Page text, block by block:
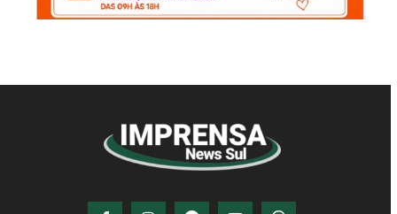
© Imprensa News Sul - Todos os Direitos
CNPJ: 05.363.840/0001-32